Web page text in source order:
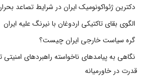
دکترین ژئواکونومیک ایران در شرایط تصاعد
الگوی بقای تاکتیکی اردوغان با نیرنگ علیه ایران
گره سیاست خارجی ایران چیست؟
نگاهی به پیامدهای ناخواسته راهبردهای امنیتی
قدرت در خاورمیانه